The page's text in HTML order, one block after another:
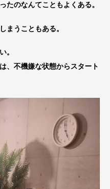
たのなんてこともよくある。
まうこともある。
。
、不機嫌な状態からスタート